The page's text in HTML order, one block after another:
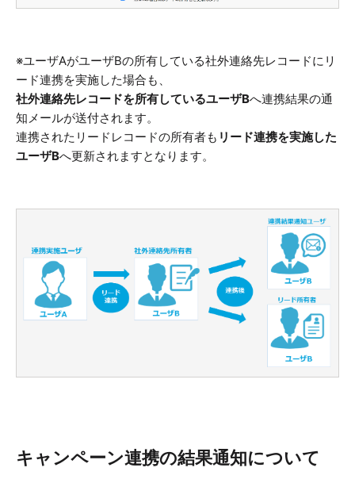
※ユーザAがユーザBの所有している社外連絡先レコードにリ
ード連携を実施した場合も、
社外連絡先レコードを所有しているユーザBへ連携結果の通
知メールが送付されます。
連携されたリードレコードの所有者も リード連携を実施した
ユーザBへ更新されますとなります。
キャンペーン連携の結果通知について